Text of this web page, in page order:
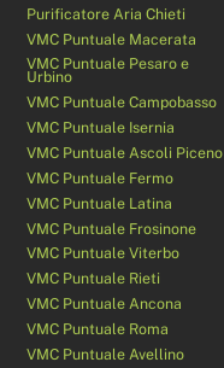
Purificatore Aria Chieti
VMC Puntuale Macerata
VMC Puntuale Pesaro e
Urbino
VMC Puntuale Campobasso
VMC Puntuale Isernia
VMC Puntuale Ascoli Piceno
VMC Puntuale Fermo
VMC Puntuale Latina
VMC Puntuale Frosinone
VMC Puntuale Viterbo
VMC Puntuale Rieti
VMC Puntuale Ancona
VMC Puntuale Roma
VMC Puntuale Avellino